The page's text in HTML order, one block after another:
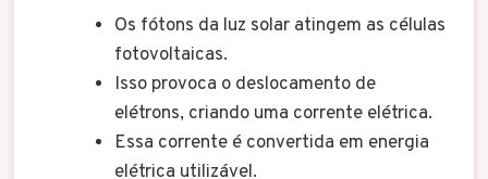
Os fótons da luz solar atingem as células
fotovoltaicas.
Isso provoca o deslocamento de
elétrons, criando uma corrente elétrica.
Essa corrente é convertida em energia
elétrica utilizável.